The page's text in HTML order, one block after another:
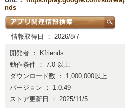
nds
情報取得日 ： 2026/8/7
開発者 ：
Kfriends
動作条件 ： 7.0 以上
ダウンロード数 ： 1,000,000以上
バージョン ： 1.0.49
ストア更新日 ： 2025/11/5